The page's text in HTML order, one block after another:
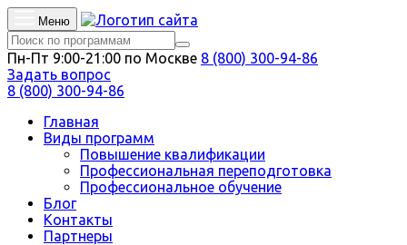
Меню
Пн-Пт 9:00-21:00 по Москве 8 (800) 300-94-86
Задать вопрос
8 (800) 300-94-86
Главная
Виды программ
Повышение квалификации
Профессиональная переподготовка
Профессиональное обучение
Блог
Контакты
Партнеры